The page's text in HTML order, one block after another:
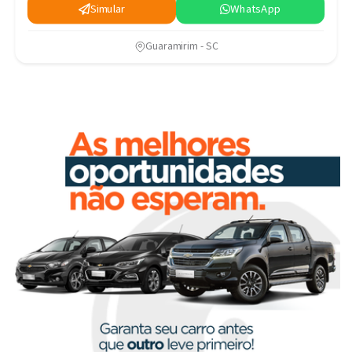
Simular WhatsApp
Guaramirim - SC